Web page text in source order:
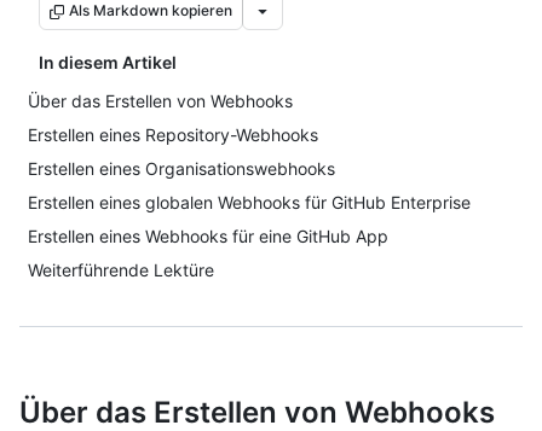
Als Markdown kopieren
In diesem Artikel
Über das Erstellen von Webhooks
Erstellen eines Repository-Webhooks
Erstellen eines Organisationswebhooks
Erstellen eines globalen Webhooks für GitHub Enterprise
Erstellen eines Webhooks für eine GitHub App
Weiterführende Lektüre
Über das Erstellen von Webhooks